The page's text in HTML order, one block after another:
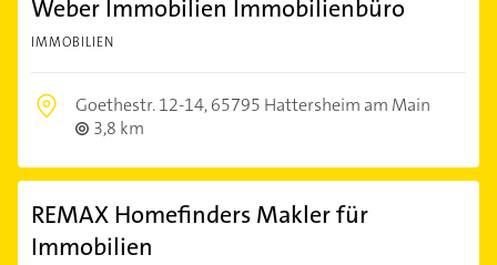
Weber Immobilien Immobilienbüro
IMMOBILIEN
Goethestr. 12-14,65795 Hattersheim am Main
3,8 km
REMAX Homefinders Makler für
Immobilien